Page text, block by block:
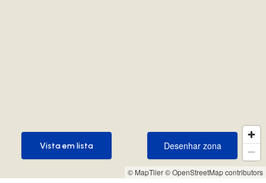
© MapTiler© OpenStreetMap contributors
Desenhar zona
Desenhar zona
Vista em lista
Vista em lista